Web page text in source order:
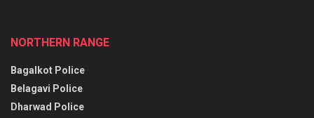
NORTHERN RANGE
Bagalkot Police
Belagavi Police
Dharwad Police